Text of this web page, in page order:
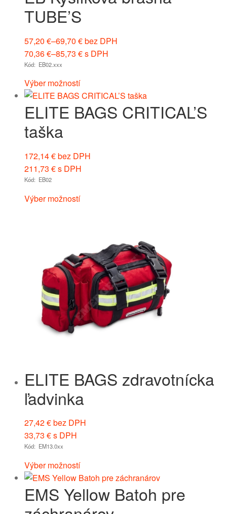
TUBE’S
57,20 €–69,70 €bez DPH
70,36€–85,73 €s DPH
Kód: EB02.xxx
Výber možností
ELITE BAGS CRITICAL’S
taška
172,14€bez DPH
211,73 €s DPH
Kód: EB02
Výber možností
ELITE BAGS zdravotnícka
ľadvinka
27,42€bez DPH
33,73 €s DPH
Kód: EM13.0xx
Výber možností
EMS Yellow Batoh pre